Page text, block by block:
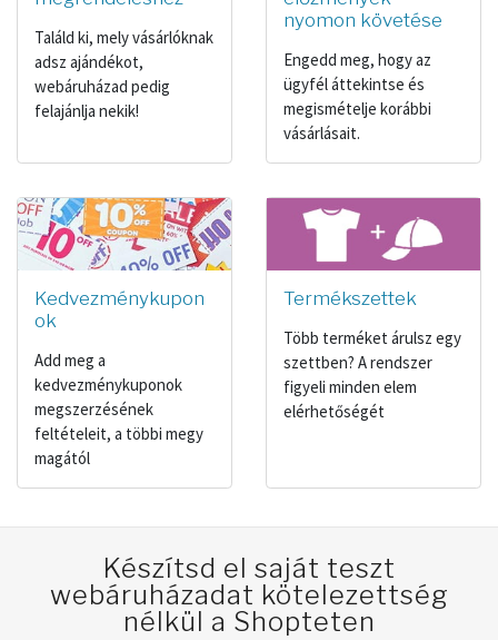
Találd ki, mely vásárlóknak
adsz ajándékot,
webáruházad pedig
felajánlja nekik!
nyomon követése
Engedd meg, hogy az
ügyfél áttekintse és
megismételje korábbi
vásárlásait.
Kedvezménykupon
ok
Add meg a
kedvezménykuponok
megszerzésének
feltételeit, a többi megy
magától
Termékszettek
Több terméket árulsz egy
szettben? A rendszer
figyeli minden elem
elérhetőségét
Készítsd el saját teszt
webáruházadat kötelezettség
nélkül a Shopteten